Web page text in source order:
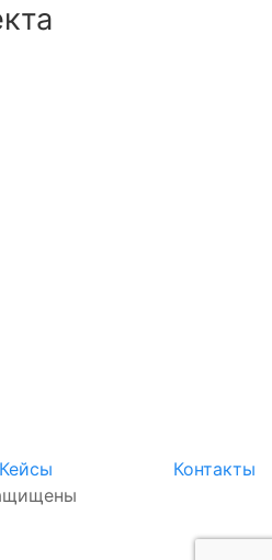
Кейсы
Контакты